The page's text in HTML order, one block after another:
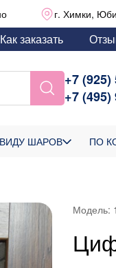
г. Химки,
Как заказать
+7 (925)
+7 (495)
ШАРОВ ПО
Модель: